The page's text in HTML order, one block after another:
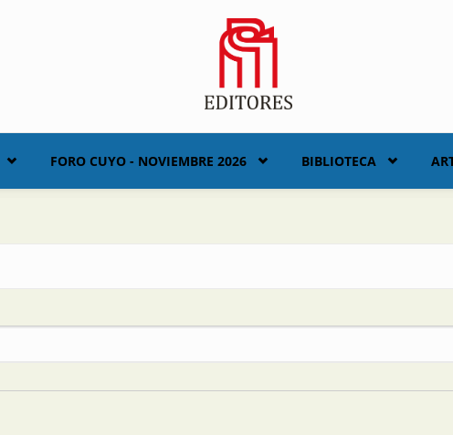
FORO CUYO - NOVIEMBRE 2026 BIBLIOTECA